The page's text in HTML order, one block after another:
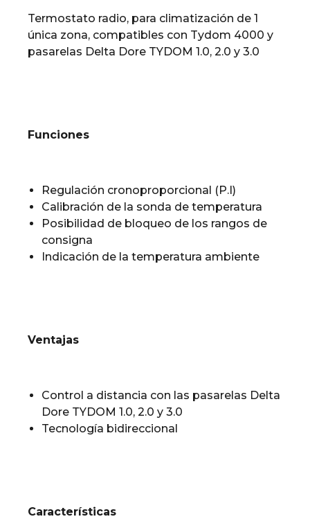
Termostato radio, para climatización de 1
única zona, compatibles con Tydom 4000 y
pasarelas Delta Dore TYDOM 1.0, 2.0 y 3.0
Funciones
Regulación cronoproporcional (P.I)
Calibración de la sonda de temperatura
Posibilidad de bloqueo de los rangos de
consigna
Indicación de la temperatura ambiente
Ventajas
Control a distancia con las pasarelas Delta
Dore TYDOM 1.0, 2.0 y 3.0
Tecnología bidireccional
Características